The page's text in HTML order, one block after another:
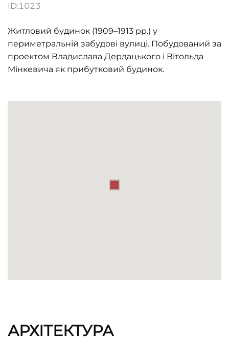
ID:1023
Житловий будинок (1909–1913 pp.) у
периметральній забудові вулиці. Побудований за
проектом Владислава Дердацького і Вітольда
Мінкевича як прибутковий будинок.
АРХІТЕКТУРА